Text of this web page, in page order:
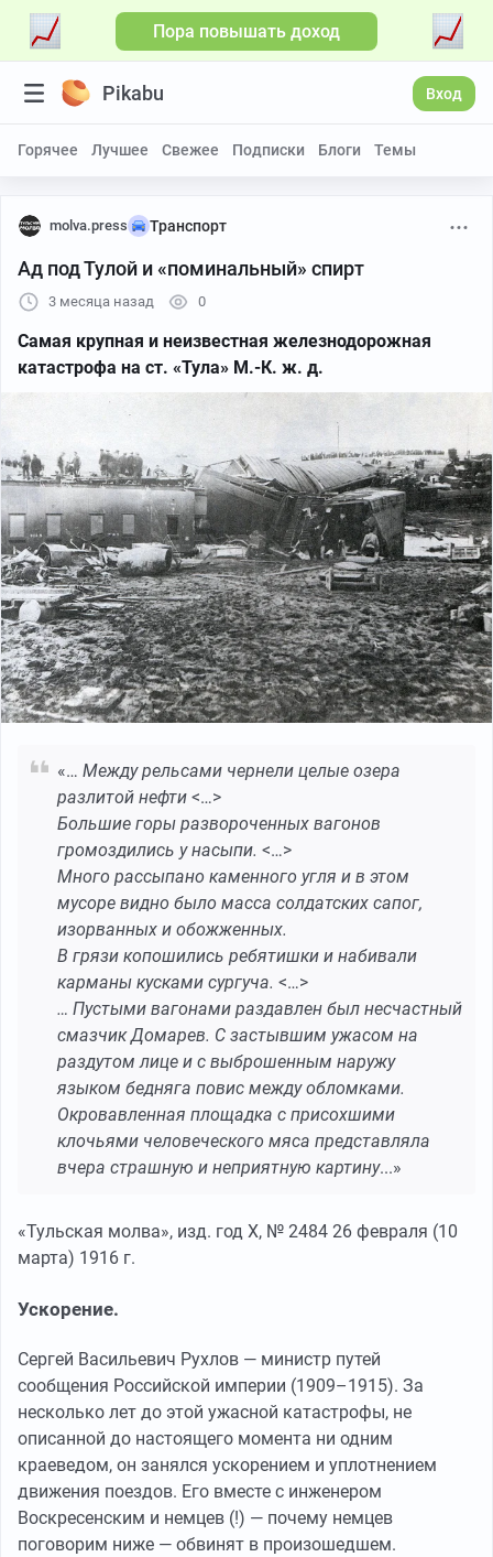
Пора повышать доход
Pikabu Вход
Горячее Лучшее Свежее Подписки Блоги Темы
molva.press Транспорт
Ад под Тулой и «поминальный» спирт
3 месяца назад 0
Самая крупная и неизвестная железнодорожная
катастрофа на ст. «Тула» М.-К. ж. д.
«… Между рельсами чернели целые озера
разлитой нефти <…>
Большие горы развороченных вагонов
громоздились у насыпи. <…>
Много рассыпано каменного угля и в этом
мусоре видно было масса солдатских сапог,
изорванных и обожженных.
В грязи копошились ребятишки и набивали
карманы кусками сургуча. <…>
… Пустыми вагонами раздавлен был несчастный
смазчик Домарев. С застывшим ужасом на
раздутом лице и с выброшенным наружу
языком бедняга повис между обломками.
Окровавленная площадка с присохшими
клочьями человеческого мяса представляла
вчера страшную и неприятную картину...»
«Тульская молва», изд. год X, № 2484 26 февраля (10
марта) 1916 г.
Ускорение.
Сергей Васильевич Рухлов — министр путей
сообщения Российской империи (1909–1915). За
несколько лет до этой ужасной катастрофы, не
описанной до настоящего момента ни одним
краеведом, он занялся ускорением и уплотнением
движения поездов. Его вместе с инженером
Воскресенским и немцев (!) — почему немцев
поговорим ниже — обвинят в произошедшем.